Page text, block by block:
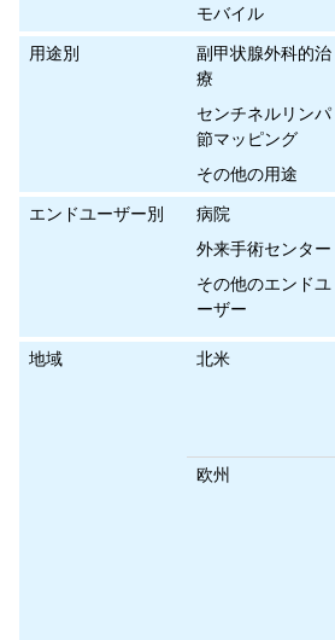
モバイル
用途別
副甲状腺外科的治
療
センチネルリンパ
節マッピング
その他の用途
エンドユーザー別
病院
外来手術センター
その他のエンドユ
ーザー
地域 北米
欧州